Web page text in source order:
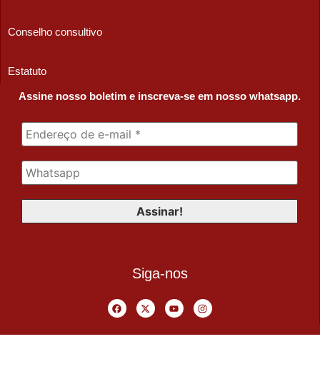
Conselho consultivo
Estatuto
Assine nosso boletim e inscreva-se em nosso whatsapp.
Siga-nos